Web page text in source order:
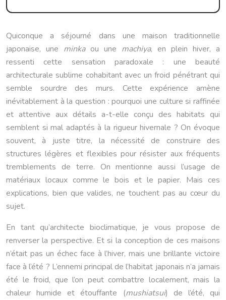
Quiconque a séjourné dans une maison traditionnelle
japonaise, une minkaou une machiya, en plein hiver, a
ressenti cette sensation paradoxale : une beauté
architecturale sublime cohabitant avec un froid pénétrant qui
semble sourdre des murs. Cette expérience amène
inévitablement à la question : pourquoi une culture si raffinée
et attentive aux détails a-t-elle conçu des habitats qui
semblent si mal adaptés à la rigueur hivernale ? On évoque
souvent, à juste titre, la nécessité de construire des
structures légères et flexibles pour résister aux fréquents
tremblements de terre. On mentionne aussi l’usage de
matériaux locaux comme le bois et le papier. Mais ces
explications, bien que valides, ne touchent pas au cœur du
sujet.
En tant qu’architecte bioclimatique, je vous propose de
renverser la perspective. Et si la conception de ces maisons
n’était pas un échec face à l’hiver, mais une brillante victoire
face à l’été ? L’ennemi principal de l’habitat japonais n’a jamais
été le froid, que l’on peut combattre localement, mais la
chaleur humide et étouffante (mushiatsui) de l’été, qui